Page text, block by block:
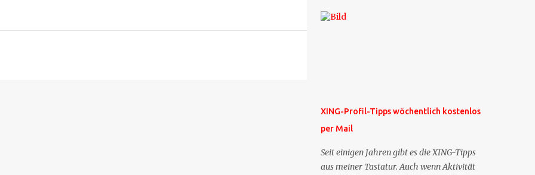
XING-Profil-Tipps wöchentlich kostenlos
per Mail
Seit einigen Jahren gibt es die XING-Tipps
aus meiner Tastatur. Auch wenn Aktivität